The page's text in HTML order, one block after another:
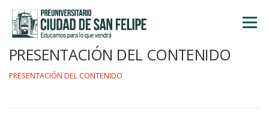
contenido
Menú
PRESENTACIÓN DEL CONTENIDO
PRESENTACIÓN DEL CONTENIDO